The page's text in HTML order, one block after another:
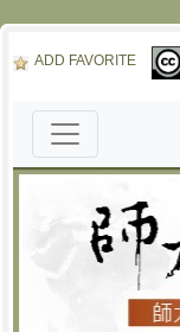
ADD FAVORITE